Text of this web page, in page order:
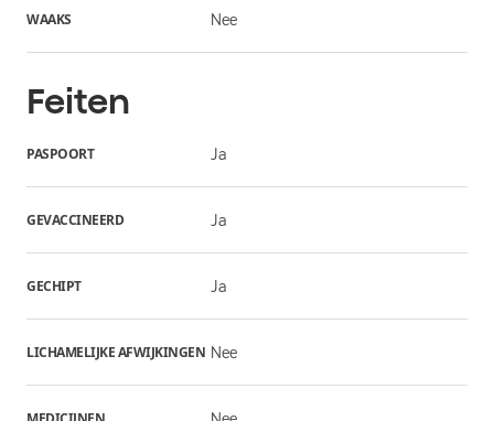
WAAKS Nee
Feiten
PASPOORT Ja
GEVACCINEERD Ja
GECHIPT Ja
LICHAMELIJKE AFWIJKINGEN Nee